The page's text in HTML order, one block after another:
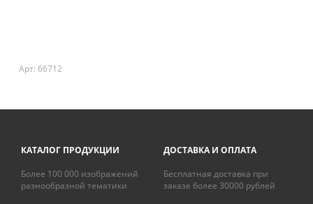
Арт: 66712
КАТАЛОГ ПРОДУКЦИИ
Более 100 000 изображений
разнообразной тематики
ДОСТАВКА И ОПЛАТА
Бесплатная доставка при
заказе более 30000 рублей